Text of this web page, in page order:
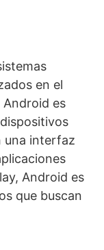
en el
Android es
una interfaz
Android es
que buscan